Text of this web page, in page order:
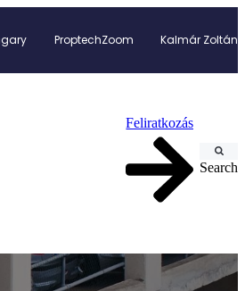
ProptechZoom Kalmár Zoltán
Feliratkozás
Search